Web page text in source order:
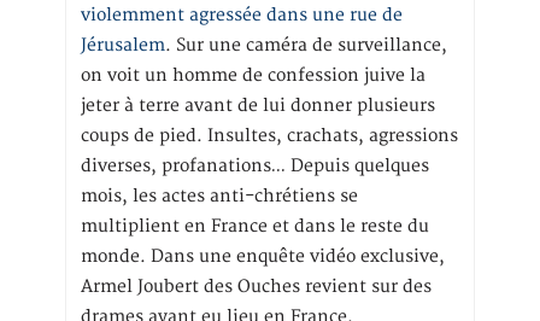
violemment agressée dans une rue de
Jérusalem. Sur une caméra de surveillance,
on voit un homme de confession juive la
jeter à terre avant de lui donner plusieurs
coups de pied. Insultes, crachats, agressions
diverses, profanations… Depuis quelques
mois, les actes anti-chrétiens se
multiplient en France et dans le reste du
monde. Dans une enquête vidéo exclusive,
Armel Joubert des Ouches revient sur des
drames ayant eu lieu en France.